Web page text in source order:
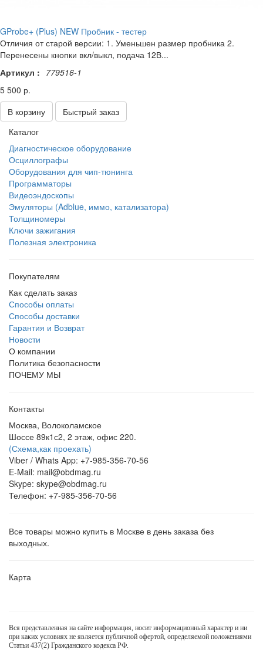
GProbe+ (Plus) NEW Пробник - тестер
Отличия от старой версии: 1. Уменьшен размер пробника 2.
Перенесены кнопки вкл/выкл, подача 12В...
Артикул : 779516-1
5 500 р.
В корзину
Быстрый заказ
Каталог
Диагностическое оборудование
Осциллографы
Оборудования для чип-тюнинга
Программаторы
Видеоэндоскопы
Эмуляторы (Adblue, иммо, катализатора)
Толщиномеры
Ключи зажигания
Полезная электроника
Покупателям
Как сделать заказ
Способы оплаты
Способы доставки
Гарантия и Возврат
Новости
О компании
Политика безопасности
ПОЧЕМУ МЫ
Контакты
Москва, Волоколамское
Шоссе 89к1с2, 2 этаж, офис 220.
(Схема,как проехать)
Viber / Whats App: +7-985-356-70-56
E-Mail: mail@obdmag.ru
Skype: skype@obdmag.ru
Телефон: +7-985-356-70-56
Все товары можно купить в Москве в день заказа без
выходных.
Карта
Вся представленная на сайте информация, носит информационный характер и ни
при каких условиях не является публичной офертой, определяемой положениями
Статьи 437(2) Гражданского кодекса РФ.